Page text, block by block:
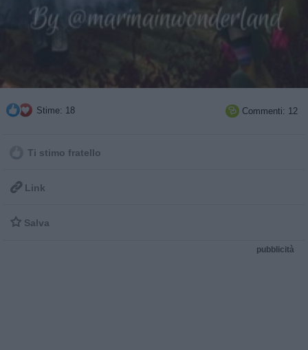
Stime: 18  Commenti: 12
Ti stimo fratello
 Link
 Salva
pubblicità